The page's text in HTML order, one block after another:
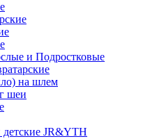
и Подростковые
на шлем
шеи
JR&YTH